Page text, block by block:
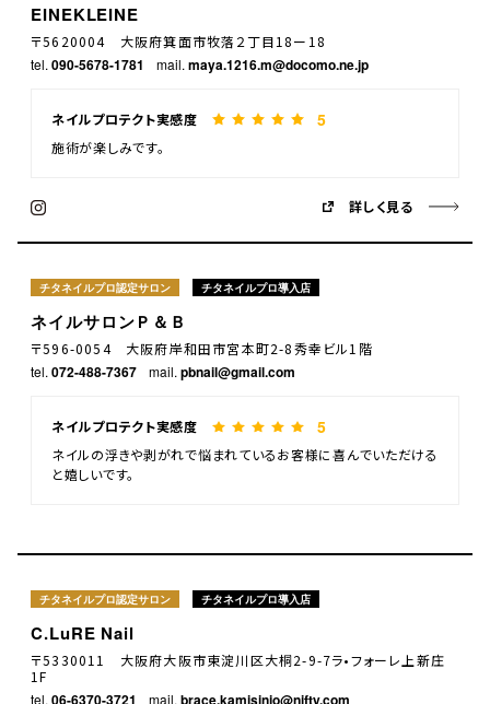
EINEKLEINE
〒5620004 大阪府箕面市牧落２丁目18ー18
tel. 090-5678-1781 mail. maya.1216.m@docomo.ne.jp
ネイルプロテクト実感度 5
施術が楽しみです。
詳しく見る
チタネイルプロ認定サロン チタネイルプロ導入店
ネイルサロンＰ＆Ｂ
〒596-0054 大阪府岸和田市宮本町2-8秀幸ビル1階
tel. 072-488-7367 mail. pbnail@gmail.com
ネイルプロテクト実感度 5
ネイルの浮きや剥がれで悩まれているお客様に喜んでいただける
と嬉しいです。
チタネイルプロ認定サロン チタネイルプロ導入店
C.LuRE Nail
〒5330011 大阪府大阪市東淀川区大桐2-9-7ラ•フォーレ上新庄
1F
tel. 06-6370-3721 mail. brace.kamisinjo@nifty.com